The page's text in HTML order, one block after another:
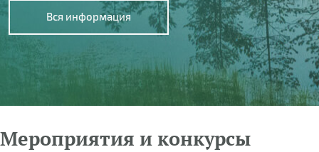
Вся информация
Мероприятия и конкурсы